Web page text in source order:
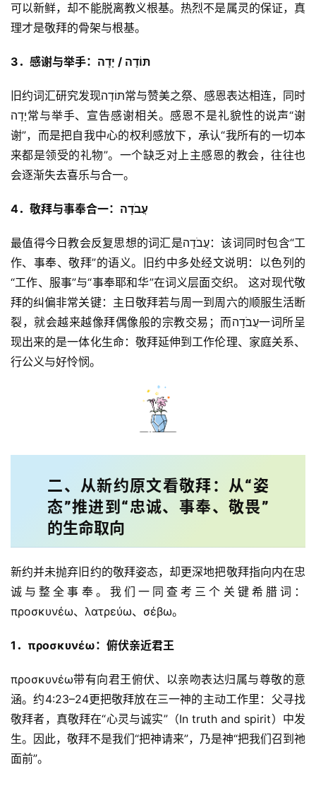
可以新鲜，却不能脱离教义根基。热烈不是属灵的保证，真
理才是敬拜的骨架与根基。
3．感谢与举手： תּוֹדָה / יָדָה
旧约词汇研究发现תּוֹדָה常与赞美之祭、感恩表达相连，同时
יָדָה常与举手、宣告感谢相关。感恩不是礼貌性的说声“谢
谢”，而是把自我中心的权利感放下，承认“我所有的一切本
来都是领受的礼物”。一个缺乏对上主感恩的教会，往往也
会逐渐失去喜乐与合一。
4． 敬拜与事奉合一： עֲבֹדָה
最值得今日教会反复思想的词汇是עֲבֹדָה：该词同时包含“工
作、事奉、敬拜”的语义。旧约中多处经文说明：以色列的
“工作、服事”与“事奉耶和华”在词义层面交织。 这对现代敬
拜的纠偏非常关键：主日敬拜若与周一到周六的顺服生活断
裂，就会越来越像拜偶像般的宗教交易；而עֲבֹדָה一词所呈
现出来的是一体化生命：敬拜延伸到工作伦理、家庭关系、
行公义与好怜悯。
二、从新约原文看敬拜：从“姿
态”推进到“忠诚、事奉、敬畏”
的生命取向
新约并未抛弃旧约的敬拜姿态，却更深地把敬拜指向内在忠
诚与整全事奉。我们一同查考三个关键希腊词：
προσκυνέω、λατρεύω、σέβω。
1 ． προσκυνέω：俯伏亲近君王
προσκυνέω带有向君王俯伏、以亲吻表达归属与尊敬的意
涵。约4:23–24更把敬拜放在三一神的主动工作里：父寻找
敬拜者，真敬拜在“心灵与诚实”（In truth and spirit）中发
生。因此，敬拜不是我们“把神请来”，乃是神“把我们召到祂
面前”。